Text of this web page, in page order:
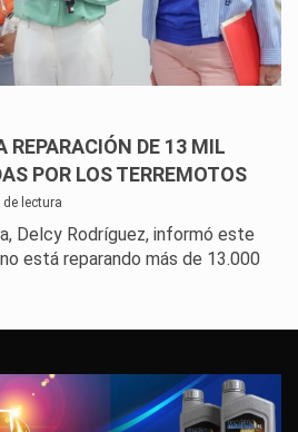
REPARACIÓN DE 13 MIL
POR LOS TERREMOTOS
lectura
Delcy Rodríguez, informó este
está reparando más de 13.000